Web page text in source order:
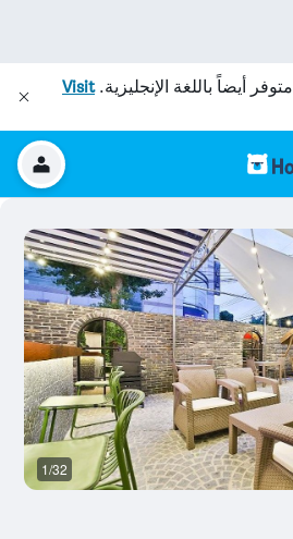
متوفر أيضاً باللغة الإنجليزية.Visit
1/32